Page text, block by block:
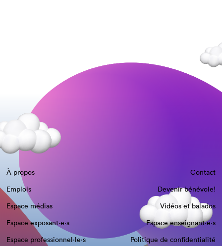
À propos
Contact
Emplois
Devenir bénévole!
Espace médias
Vidéos et balados
Espace exposant·e⋅s
Espace enseignant·e⋅s
Espace professionnel·le⋅s
Politique de confidentialité